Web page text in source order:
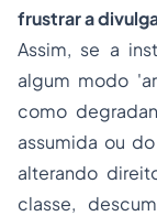
frustrar a
Assim, se a
algum modo
como
assumida ou
alterando
classe,